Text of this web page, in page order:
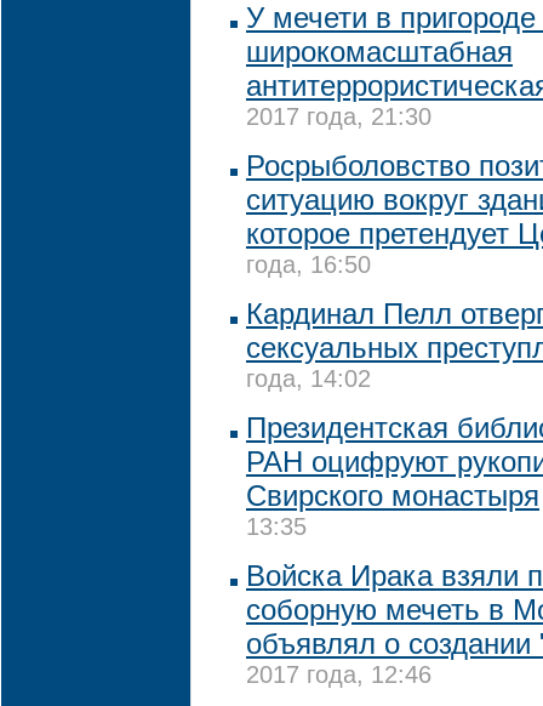
У мечети в
широкомасштабная
2017 года, 21:30
Росрыболовство
ситуацию вокруг
которое претендует
года, 16:50
Кардинал Пелл
сексуальных
года, 14:02
Президентская
РАН оцифруют
Свирского монастыря
13:35
Войска Ирака взяли
соборную мечеть в
объявлял о
2017 года, 12:46